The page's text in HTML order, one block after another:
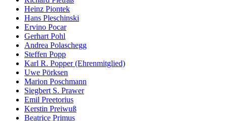
Heinz Piontek
Hans Pleschinski
Ervino Pocar
Gerhart Pohl
Andrea Polaschegg
Steffen Popp
Karl R. Popper (Ehrenmitglied)
Uwe Pörksen
Marion Poschmann
Siegbert S. Prawer
Emil Preetorius
Kerstin Preiwuß
Beatrice Primus